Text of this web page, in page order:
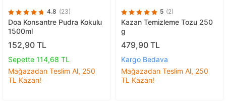
4.8 (23)
Doa Konsantre Pudra Kokulu
1500ml
152,90 TL
Sepette 114,68 TL
Mağazadan Teslim Al, 250
TL Kazan!
5 (2)
Kazan Temizleme Tozu 250
g
479,90 TL
Kargo Bedava
Mağazadan Teslim Al, 250
TL Kazan!